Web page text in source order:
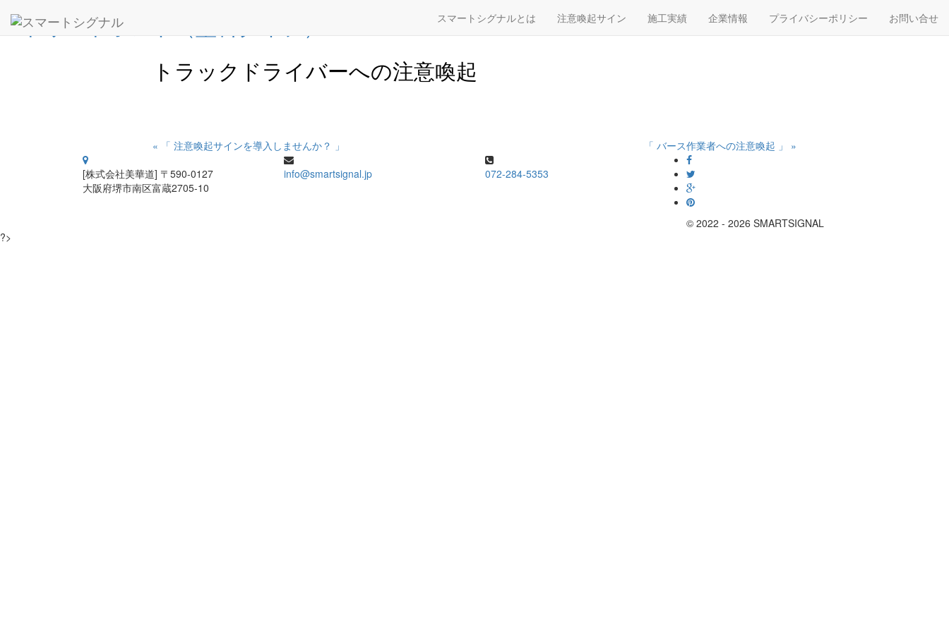
スマートシグナルとは 注意喚起サイン 施工実績 企業情報 プライバシーポリシー お問い合せ
ストリートボンド（塗料タイプ）
トラックドライバーへの注意喚起
« 「 注意喚起サインを導入しませんか？ 」
「 バース作業者への注意喚起 」 »
[株式会社美華道] 〒590-0127
大阪府堺市南区富蔵2705-10
info@smartsignal.jp 072-284-5353
© 2022 - 2026 SMARTSIGNAL
?>